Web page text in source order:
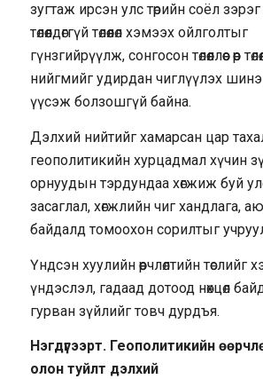
зугтаж ирсэн улс төрийн соёл
төлөөлдөггүй төлөөлөл хэмээх ойлголтыг
гүнзгийрүүлж, сонгосон төлөөллөөс өөр
нийгмийг удирдан чиглүүлэх
үүсэж болзошгүй байна.
Дэлхий нийтийг хамарсан цар
геополитикийн хурцадмал хүчин
орнуудын тэрдундаа хөгжиж буй
засаглал, хөгжлийн чиг хандлага,
байдалд томоохон сорилтыг
Үндсэн хуулийн өөрчлөлтийн төслийг
үндэслэл, гадаад дотоод нөхцөл
гурван зүйлийг товч дурдъя.
Нэгдүгээрт. Геополитикийн
олон туйлт дэлхий